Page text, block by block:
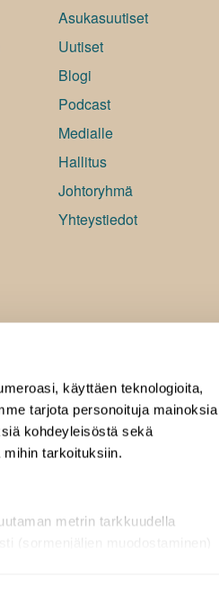
käyttäen teknologioita,
tarjota personoituja mainoksia
kohdeyleisöstä sekä
tarkoituksiin.
metrin tarkkuudella
(sormenjäljen muodostaminen)
Asukasuutiset
Uutiset
Blogi
Podcast
Medialle
Hallitus
Johtoryhmä
Yhteystiedot